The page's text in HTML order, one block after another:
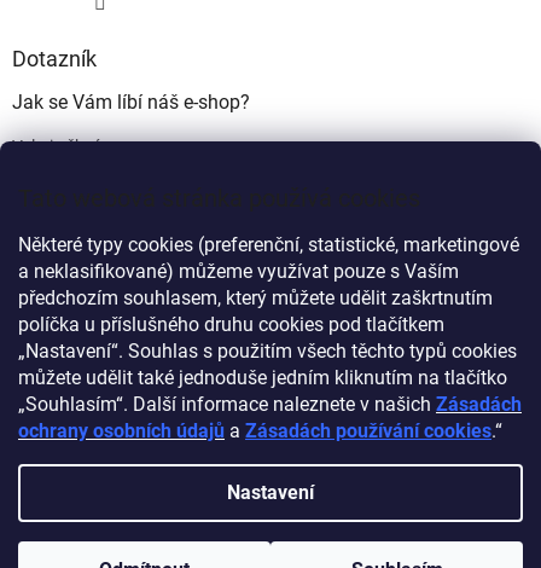
Tato webová stránka používá cookies
Některé typy cookies (preferenční, statistické, marketingové
a neklasifikované) můžeme využívat pouze s Vaším
předchozím souhlasem, který můžete udělit zaškrtnutím
políčka u příslušného druhu cookies pod tlačítkem
„Nastavení“. Souhlas s použitím všech těchto typů cookies
můžete udělit také jednoduše jedním kliknutím na tlačítko
„Souhlasím“. Další informace naleznete v našich Zásadách
ochrany osobních údajů a Zásadách používání cookies.“
Nastavení
Dotazník
Jak se Vám líbí náš e-shop?
Velmi pěkný
Ujde to
Nelíbí se mi
Počet hlasů:340
Myprovas.cz Obchodnawebu.cz
Vytvořil Shoptet